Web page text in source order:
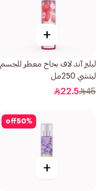
+
ليليز آند لاف بخاخ معطر للجسم
ليتشي 250مل
45
22.5
50%
off
+